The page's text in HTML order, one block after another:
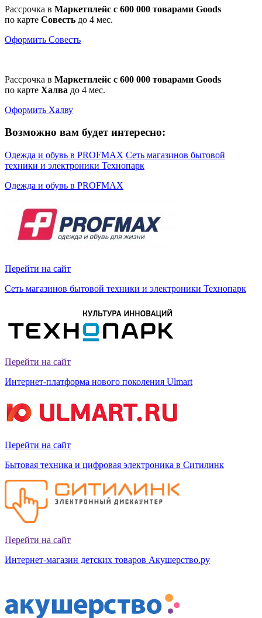
Рассрочка в Маркетплейс с 600 000 товарами Goods
по карте Совесть до 4 мес.
Оформить Совесть
Рассрочка в Маркетплейс с 600 000 товарами Goods
по карте Халва до 4 мес.
Оформить Халву
Возможно вам будет интересно:
Одежда и обувь в PROFMAX Сеть магазинов бытовой
техники и электроники Технопарк
Одежда и обувь в PROFMAX
Перейти на сайт
Сеть магазинов бытовой техники и электроники Технопарк
Перейти на сайт
Интернет-платформа нового поколения Ulmart
Перейти на сайт
Бытовая техника и цифровая электроника в Ситилинк
Перейти на сайт
Интернет-магазин детских товаров Акушерство.ру